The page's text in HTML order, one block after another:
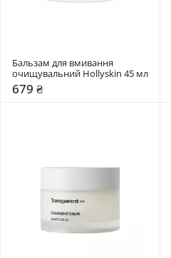
Бальзам для вмивання
очищувальний Hollyskin 45 мл
679 ₴